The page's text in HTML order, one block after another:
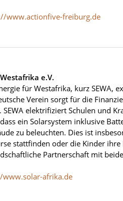
www.actionfive-freiburg.de
e.V.
für Westafrika, kurz SEWA,
Verein sorgt für die
SEWA elektrifiziert Schulen und
ein Solarsystem inklusive
zu beleuchten. Dies ist
stattfinden oder die Kinder
Partnerschaft mit
afrika.de